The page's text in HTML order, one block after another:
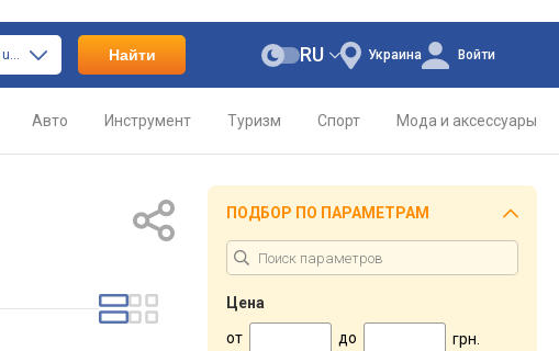
только картридеры и usb-хабы Найти Украина
RU Войти
Авто Инструмент Туризм Спорт Мода и аксессуары
ПОДБОР ПО ПАРАМЕТРАМ
Цена
от
до грн.